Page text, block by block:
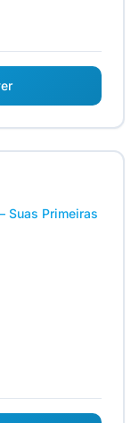
Suas Primeiras